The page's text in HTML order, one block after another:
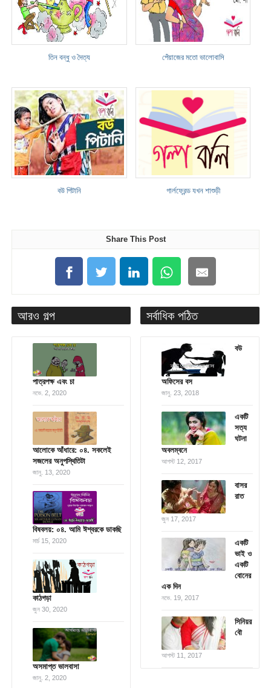
তিন বন্ধু ও দৈত্য পেঁয়াজের মতো ভালোবাসি
বউ পিটানি গার্লফ্রেন্ড যখন শাশুড়ী
Share This Post
আরও গল্প
পাত্রপক্ষ এবং চা
নভে. 2, 2020
আলোকে আঁধারে: ০৪. সকলেই
সজলের অনুপস্থিতিটা
জানু. 13, 2020
বিষবলয়: ০৪. আমি ঈশ্বরকে ডাকছি
মার্চ 15, 2020
কাঠগড়া
জুন 30, 2020
অসমাপ্ত ভালবাসা
জানু. 2, 2020
সর্বাধিক পঠিত
বউ
অফিসের বস
জানু. 23, 2018
একটি
সত্য
ঘটনা
অবলম্বনে
আগস্ট 12, 2017
বাসর
রাত
জুন 17, 2017
একটি
ভাই ও
একটি
বোনের
এক দিন
নভে. 19, 2017
সিনিয়র
বৌ
আগস্ট 11, 2017